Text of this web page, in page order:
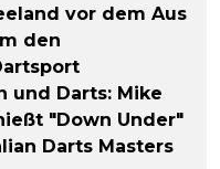
vor dem Aus
den
und Darts: Mike
"Down Under"
Darts Masters